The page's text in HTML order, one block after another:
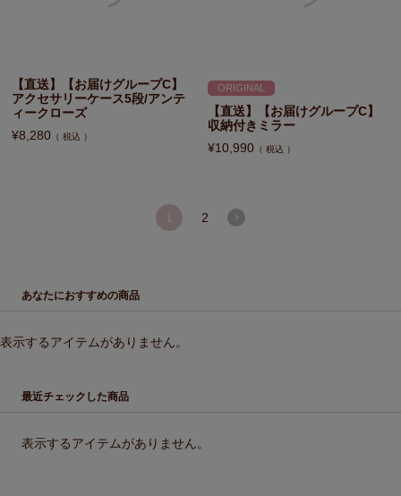
【直送】【お届けグループC】
アクセサリーケース5段/アンテ
ィークローズ
¥8,280 税込
ORIGINAL
【直送】【お届けグループC】
収納付きミラー
¥10,990 税込
1 2
あなたにおすすめの商品
表示するアイテムがありません。
最近チェックした商品
表示するアイテムがありません。